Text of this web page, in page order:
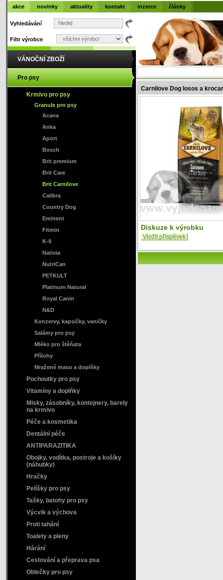
Carnilove Dog losos a
Diskuze k výrobku
Vložit příspěvek
Vyhledávání
Filtr výrobce
VÁNOČNÍ ZBOŽÍ
Pro psy
Krmivo pro psy
Granule pro psy
Acana
Anka
Aport
Bosch
Brit premium
Brit Care
Brit Carnilove
Calibra
Country Dog
Eminent
Fitmin
K-9
Nativia
NutriCan
PETKULT
Platinum Natural
Royal Canin
N&D
Konzervy, kapsičky, vaničky
Salámy pro psy
Mléko pro štěňata
Přílohy
Mražené maso a doplňky
Pochoutky pro psy
Vitamíny a doplňky
Misky, zásobníky, kontejnery, barely
na krmivo
Péče a kosmetika
Dentální péče
ANTIPARAZITIKA
Obojky, vodítka, postroje a košíky
(náhubky)
Hračky
Pelíšky pro psy
Tašky, batohy pro psy
Výcvik a výchova
Proti tahání
Toalety a pleny
Hárání
Cestování a přeprava psa
Oblečky pro psy
akce novinky aktuality kontakt inzerce články